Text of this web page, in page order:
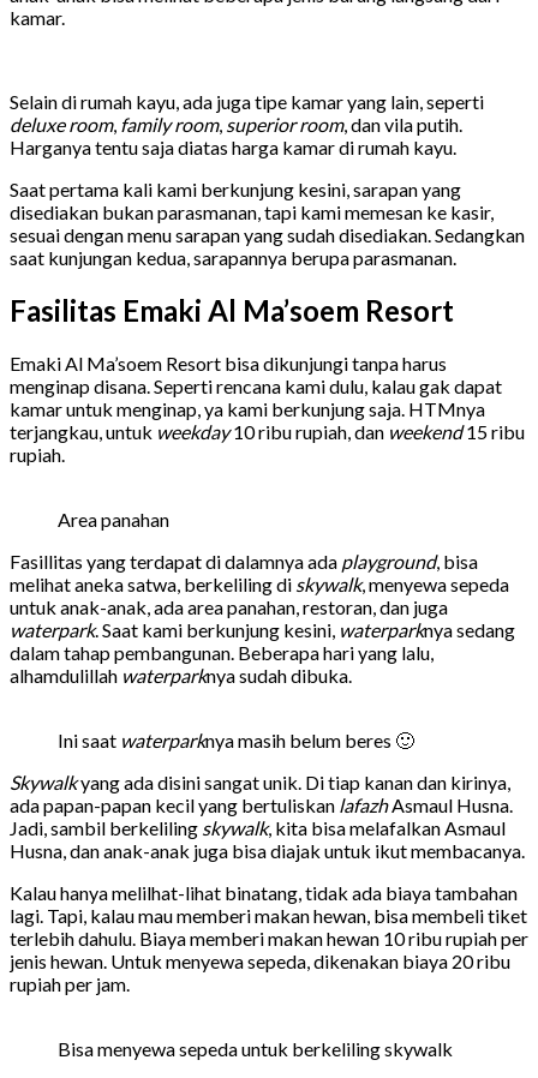
kamar.
Selain di rumah kayu, ada juga tipe kamar yang lain, seperti
deluxe room, family room, superior room, dan vila putih.
Harganya tentu saja diatas harga kamar di rumah kayu.
Saat pertama kali kami berkunjung kesini, sarapan yang
disediakan bukan parasmanan, tapi kami memesan ke kasir,
sesuai dengan menu sarapan yang sudah disediakan. Sedangkan
saat kunjungan kedua, sarapannya berupa parasmanan.
Fasilitas Emaki Al Ma’soem Resort
Emaki Al Ma’soem Resort bisa dikunjungi tanpa harus
menginap disana. Seperti rencana kami dulu, kalau gak dapat
kamar untuk menginap, ya kami berkunjung saja. HTMnya
terjangkau, untuk weekday10 ribu rupiah, dan weekend15 ribu
rupiah.
Area panahan
Fasillitas yang terdapat di dalamnya ada playground, bisa
melihat aneka satwa, berkeliling di skywalk, menyewa sepeda
untuk anak-anak, ada area panahan, restoran, dan juga
waterpark. Saat kami berkunjung kesini, waterparknya sedang
dalam tahap pembangunan. Beberapa hari yang lalu,
alhamdulillah waterparknya sudah dibuka.
Ini saat waterparknya masih belum beres 🙂
Skywalkyang ada disini sangat unik. Di tiap kanan dan kirinya,
ada papan-papan kecil yang bertuliskan lafazhAsmaul Husna.
Jadi, sambil berkeliling skywalk, kita bisa melafalkan Asmaul
Husna, dan anak-anak juga bisa diajak untuk ikut membacanya.
Kalau hanya melilhat-lihat binatang, tidak ada biaya tambahan
lagi. Tapi, kalau mau memberi makan hewan, bisa membeli tiket
terlebih dahulu. Biaya memberi makan hewan 10 ribu rupiah per
jenis hewan. Untuk menyewa sepeda, dikenakan biaya 20 ribu
rupiah per jam.
Bisa menyewa sepeda untuk berkeliling skywalk